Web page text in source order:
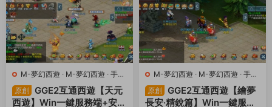
M-夢幻西遊 · M-夢幻西遊 · 手遊
服務端 · 端遊服務端
原創
GGE2互通西遊【天元
西遊】Win一鍵服務端+安卓
M-夢幻西遊 · M-夢幻西遊 · 手遊
服務端 · 端遊服務端
原創
GGE2互通西遊【繪夢
長安·精銳篇】Win一鍵服務